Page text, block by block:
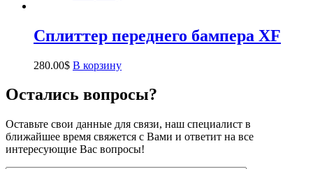
Сплиттер переднего бампера XF
280.00$ В корзину
Остались вопросы?
Оставьте свои данные для связи, наш специалист в
ближайшее время свяжется с Вами и ответит на все
интересующие Вас вопросы!